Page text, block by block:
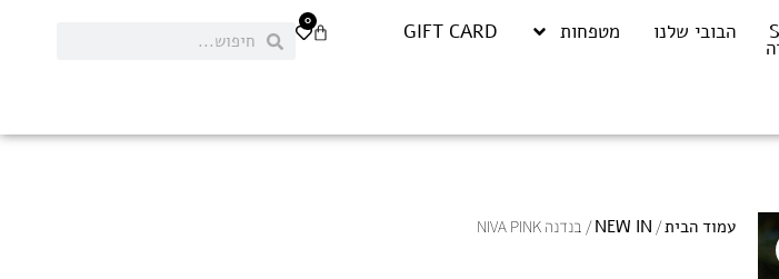
הבובי שלנו מטפחות GIFT CARD
0
עמוד הבית/
NEW IN/ בנדנה NIVA PINK